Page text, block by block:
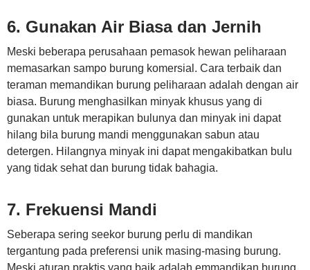
6. Gunakan Air Biasa dan Jernih
Meski beberapa perusahaan pemasok hewan peliharaan
memasarkan sampo burung komersial. Cara terbaik dan
teraman memandikan burung peliharaan adalah dengan air
biasa. Burung menghasilkan minyak khusus yang di
gunakan untuk merapikan bulunya dan minyak ini dapat
hilang bila burung mandi menggunakan sabun atau
detergen. Hilangnya minyak ini dapat mengakibatkan bulu
yang tidak sehat dan burung tidak bahagia.
7. Frekuensi Mandi
Seberapa sering seekor burung perlu di mandikan
tergantung pada preferensi unik masing-masing burung.
Meski aturan praktis yang baik adalah emmandikan burung